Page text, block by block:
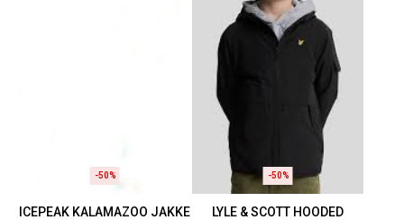
-50%
ICEPEAK KALAMAZOO JAKKE
-50%
LYLE & SCOTT HOODED